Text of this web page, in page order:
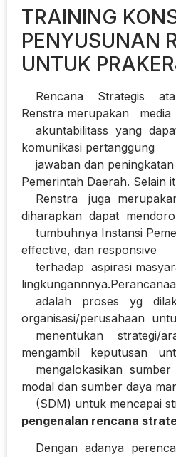
TRAINING
PENYUSUNAN
UNTUK
Rencana Strategis
Renstra merupakan media
akuntabilitass yang
komunikasi pertanggung
jawaban dan peningkatan
Pemerintah Daerah. Selain
Renstra juga
diharapkan dapat
tumbuhnya Instansi
effective, dan responsive
terhadap aspirasi
adalah proses yg
organisasi/perusahaan
menentukan strategi/
mengambil keputusan
mengalokasikan sumber
modal dan sumber daya
(SDM) untuk mencapai
pengenalan rencana
Dengan adanya